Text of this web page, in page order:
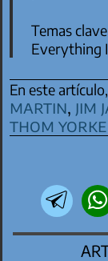
Temas
Everything
En este
martin, jim
thom yorke